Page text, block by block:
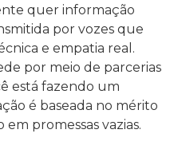
quer informação
por vozes que
e empatia real.
por meio de parcerias
está fazendo um
é baseada no mérito
promessas vazias.